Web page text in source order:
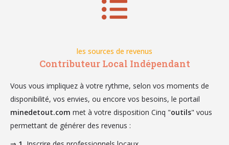
les sources de revenus
Contributeur Local Indépendant
Vous vous impliquez à votre rythme, selon vos moments de
disponibilité, vos envies, ou encore vos besoins, le portail
minedetout.com met à votre disposition Cinq "outils" vous
permettant de générer des revenus :